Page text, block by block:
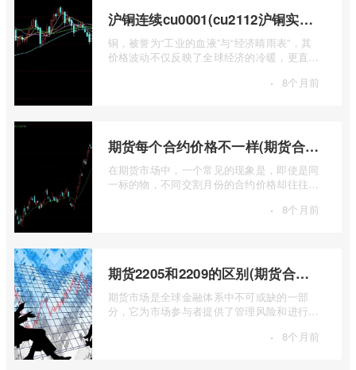
沪铜连续cu0001(cu2112沪铜实时行情)
铜，被誉为“工业的血液”与“经济晴雨表”，其
价格波动不仅反映了全球经济的冷暖，更直接
· 8个月前
期货每个合约价格不一样(期货合约之间的价格差)
在期货市场中，一个常见的现象是，即使是同
一标的物，不同交割月份的合约价格却往往不
· 8个月前
期货2205和2209的区别(期货合约2205什么意思)
期货市场是全球金融体系中不可或缺的一部
分，它为市场参与者提供了管理风险和进行价
· 8个月前